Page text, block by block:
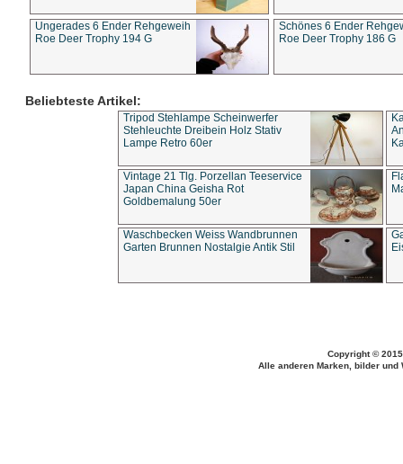
Ungerades 6 Ender Rehgeweih
Roe Deer Trophy 194 G
Schönes 6 Ender
Roe Deer Trophy 186 G
Beliebteste Artikel:
Tripod Stehlampe Scheinwerfer
Stehleuchte Dreibein Holz Stativ
Lampe Retro 60er
Vintage 21 Tlg. Porzellan Teeservice
Japan China Geisha Rot
Goldbemalung 50er
Waschbecken Weiss Wandbrunnen
Garten Brunnen Nostalgie Antik Stil
Copyright ©
Alle anderen Marken, bilder und